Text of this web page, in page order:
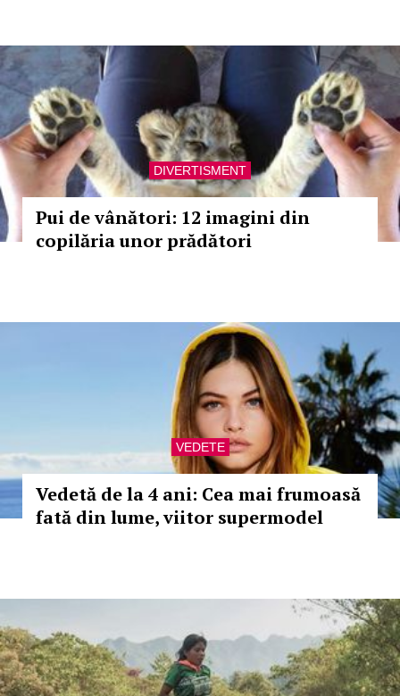
DIVERTISMENT
Pui de vânători: 12 imagini din
copilăria unor prădători
VEDETE
Vedetă de la 4 ani: Cea mai frumoasă
fată din lume, viitor supermodel